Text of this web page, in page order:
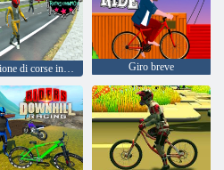
Campione di corse in bici da città Giro breve